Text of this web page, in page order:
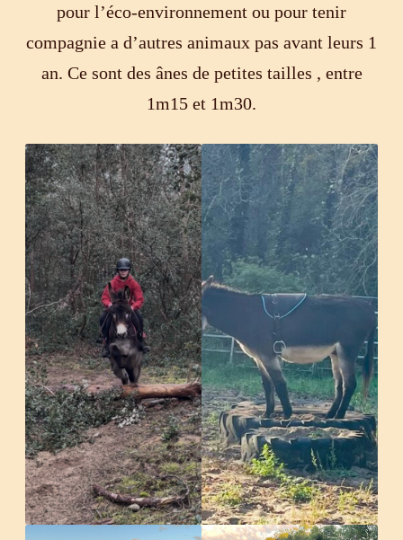
pour l’éco-environnement ou pour tenir
compagnie a d’autres animaux pas avant leurs 1
an. Ce sont des ânes de petites tailles , entre
1m15 et 1m30.